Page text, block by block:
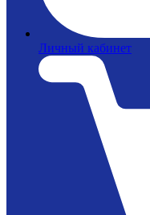
Личный кабинет